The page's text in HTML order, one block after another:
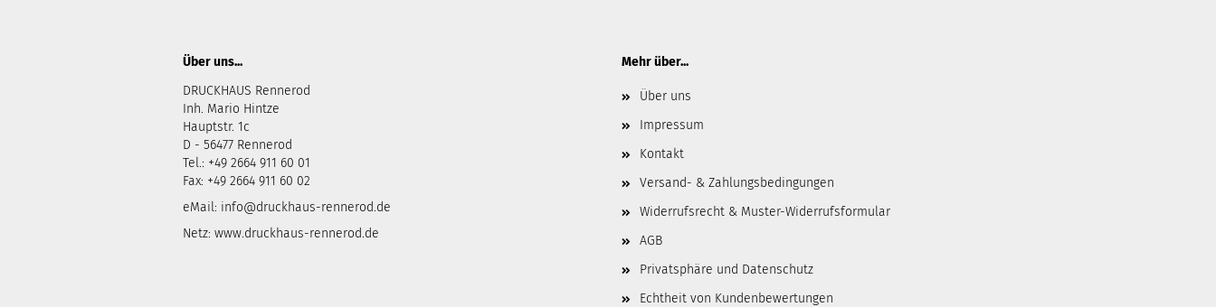
Über uns...
DRUCKHAUS Rennerod
Inh. Mario Hintze
Hauptstr. 1c
D - 56477 Rennerod
Tel.: +49 2664 911 60 01
Fax: +49 2664 911 60 02
eMail: info@druckhaus-rennerod.de
Netz: www.druckhaus-rennerod.de
Mehr über...
Über uns
Impressum
Kontakt
Versand- & Zahlungsbedingungen
Widerrufsrecht & Muster-Widerrufsformular
AGB
Privatsphäre und Datenschutz
Echtheit von Kundenbewertungen